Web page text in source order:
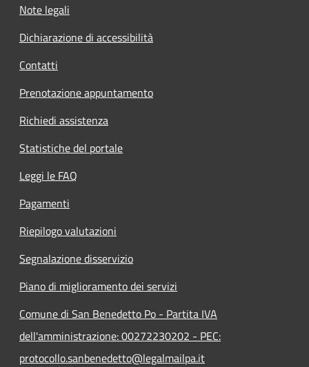
Note legali
Dichiarazione di accessibilità
Contatti
Prenotazione appuntamento
Richiedi assistenza
Statistiche del portale
Leggi le FAQ
Pagamenti
Riepilogo valutazioni
Segnalazione disservizio
Piano di miglioramento dei servizi
Comune di San Benedetto Po - Partita IVA
dell'amministrazione: 00272230202 - PEC:
protocollo.sanbenedetto@legalmailpa.it